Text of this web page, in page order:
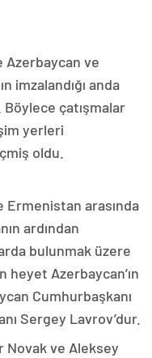
Azerbaycan ve
imzalandığı anda
Böylece çatışmalar
yerleri
oldu.
Ermenistan arasında
ardından
bulunmak üzere
Azerbaycan’ın
Cumhurbaşkanı
Sergey Lavrov’dur.
Novak ve Aleksey